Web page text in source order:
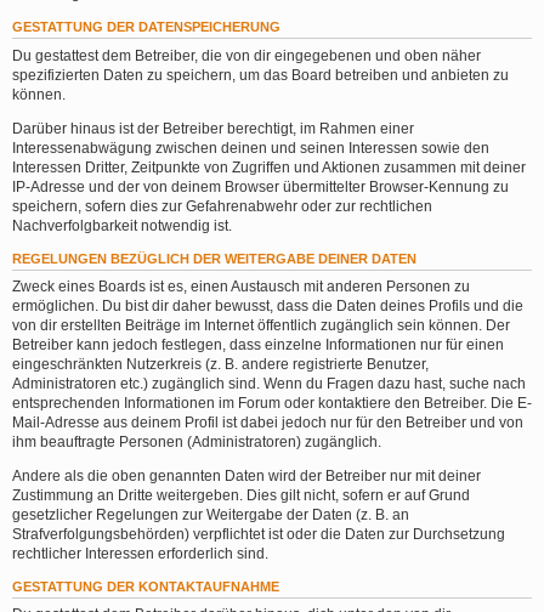
GESTATTUNG DER DATENSPEICHERUNG
Du gestattest dem Betreiber, die von dir eingegebenen und oben näher
spezifizierten Daten zu speichern, um das Board betreiben und anbieten zu
können.
Darüber hinaus ist der Betreiber berechtigt, im Rahmen einer
Interessenabwägung zwischen deinen und seinen Interessen sowie den
Interessen Dritter, Zeitpunkte von Zugriffen und Aktionen zusammen mit deiner
IP-Adresse und der von deinem Browser übermittelter Browser-Kennung zu
speichern, sofern dies zur Gefahrenabwehr oder zur rechtlichen
Nachverfolgbarkeit notwendig ist.
REGELUNGEN BEZÜGLICH DER WEITERGABE DEINER DATEN
Zweck eines Boards ist es, einen Austausch mit anderen Personen zu
ermöglichen. Du bist dir daher bewusst, dass die Daten deines Profils und die
von dir erstellten Beiträge im Internet öffentlich zugänglich sein können. Der
Betreiber kann jedoch festlegen, dass einzelne Informationen nur für einen
eingeschränkten Nutzerkreis (z. B. andere registrierte Benutzer,
Administratoren etc.) zugänglich sind. Wenn du Fragen dazu hast, suche nach
entsprechenden Informationen im Forum oder kontaktiere den Betreiber. Die E-
Mail-Adresse aus deinem Profil ist dabei jedoch nur für den Betreiber und von
ihm beauftragte Personen (Administratoren) zugänglich.
Andere als die oben genannten Daten wird der Betreiber nur mit deiner
Zustimmung an Dritte weitergeben. Dies gilt nicht, sofern er auf Grund
gesetzlicher Regelungen zur Weitergabe der Daten (z. B. an
Strafverfolgungsbehörden) verpflichtet ist oder die Daten zur Durchsetzung
rechtlicher Interessen erforderlich sind.
GESTATTUNG DER KONTAKTAUFNAHME